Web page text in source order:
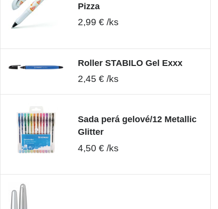
Pizza
2,99 € /ks
Roller STABILO Gel Exxx
2,45 € /ks
Sada perá gelové/12 Metallic
Glitter
4,50 € /ks